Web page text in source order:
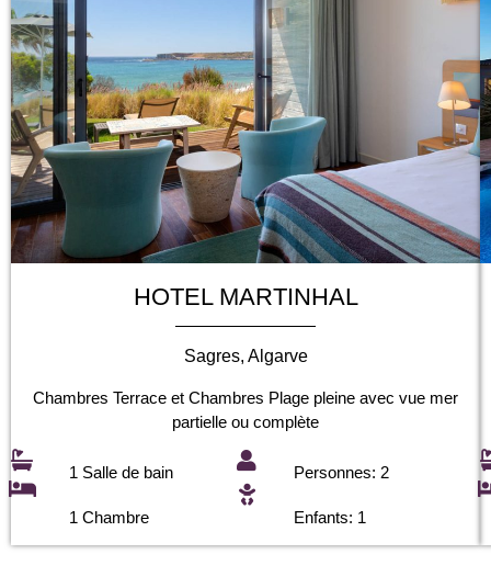
HOTEL MARTINHAL
Sagres, Algarve
Chambres Terrace et Chambres Plage pleine avec vue mer
partielle ou complète
1 Salle de bain
1 Chambre
Personnes: 2
Enfants: 1